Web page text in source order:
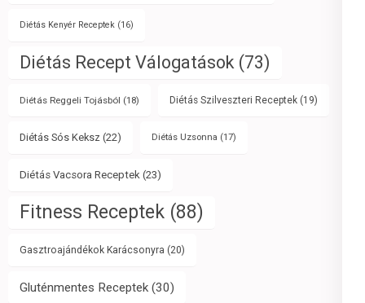
Diétás Kenyér Receptek (16)
Diétás Recept Válogatások (73)
Diétás Reggeli Tojásból (18) Diétás Szilveszteri Receptek (19)
Diétás Sós Keksz (22) Diétás Uzsonna (17)
Diétás Vacsora Receptek (23)
Fitness Receptek (88)
Gasztroajándékok Karácsonyra (20)
Gluténmentes Receptek (30)